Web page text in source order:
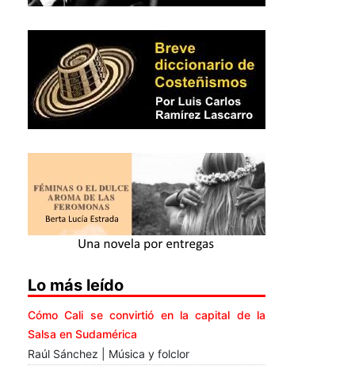
Lo más leído
Cómo Cali se convirtió en la capital de la
Salsa en Sudamérica
Raúl Sánchez | Música y folclor